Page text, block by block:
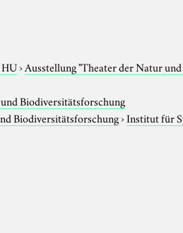
›Ausstellung "Theater der Natur
Biodiversitätsforschung
Biodiversitätsforschung›Institut für